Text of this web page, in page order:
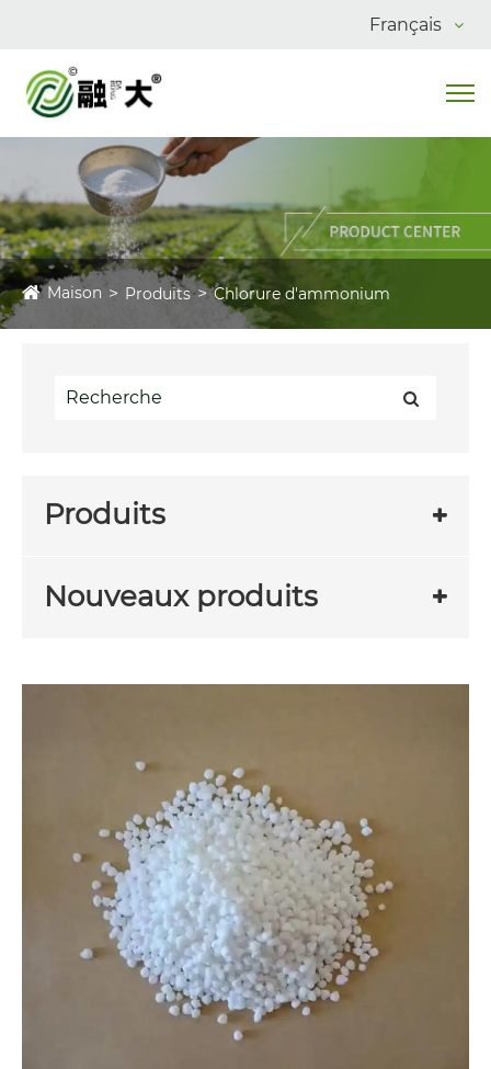
Français
Maison Produits Chlorure d'ammonium
Produits
Nouveaux produits